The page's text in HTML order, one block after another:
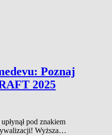
Poznaj
2025
pod znakiem
Wyższa…